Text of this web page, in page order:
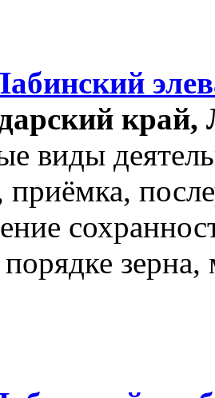
край,
виды
приёмка,
зерна,